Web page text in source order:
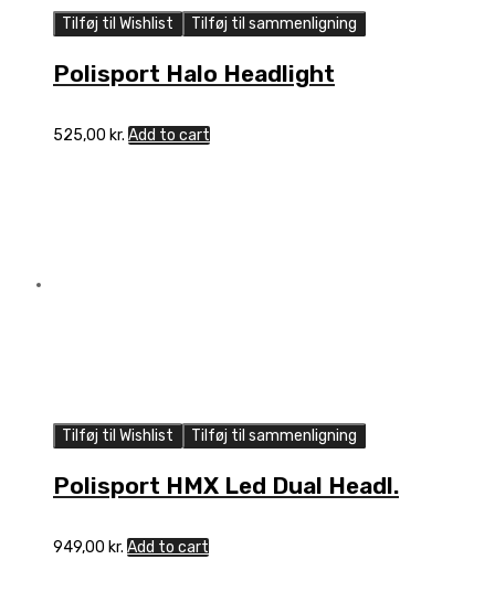
Tilføj til Wishlist Tilføj til sammenligning
Polisport Halo Headlight
525,00 kr. Add to cart
Tilføj til Wishlist Tilføj til sammenligning
Polisport HMX Led Dual Headl.
949,00 kr. Add to cart